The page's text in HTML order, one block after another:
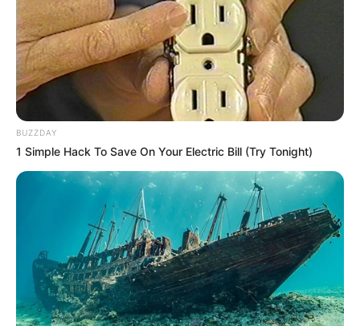
BUZZDAY
1 Simple Hack To Save On Your Electric Bill (Try Tonight)